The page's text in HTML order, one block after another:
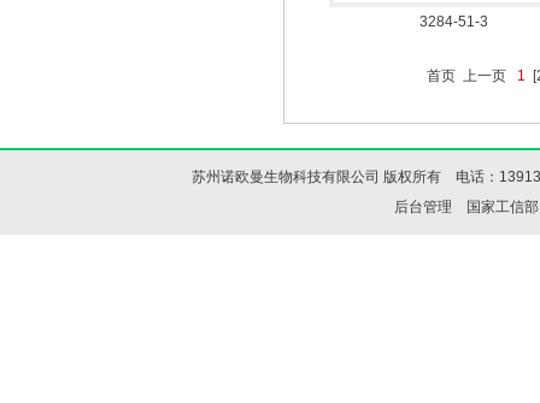
3284-51-3
首页 上一页 1
苏州诺欧曼生物科技有限公司 版权所有 电话：
后台管理 国家工信部